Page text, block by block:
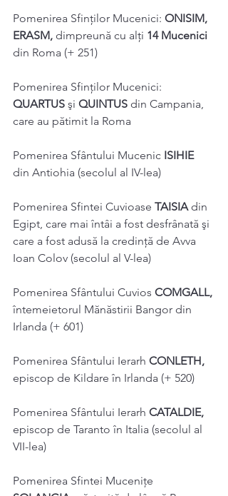
Pomenirea Sfinților Mucenici: ONISIM,
ERASM, dimpreună cu alți 14 Mucenici
din Roma (+ 251)
Pomenirea Sfinților Mucenici:
QUARTUS şi QUINTUS din Campania,
care au pătimit la Roma
Pomenirea Sfântului Mucenic ISIHIE
din Antiohia (secolul al IV-lea)
Pomenirea Sfintei Cuvioase TAISIA din
Egipt, care mai întâi a fost desfrânată şi
care a fost adusă la credinţă de Avva
Ioan Colov (secolul al V-lea)
Pomenirea Sfântului Cuvios COMGALL,
întemeietorul Mănăstirii Bangor din
Irlanda (+ 601)
Pomenirea Sfântului Ierarh CONLETH,
episcop de Kildare în Irlanda (+ 520)
Pomenirea Sfântului Ierarh CATALDIE,
episcop de Taranto în Italia (secolul al
VII-lea)
Pomenirea Sfintei Mucenițe